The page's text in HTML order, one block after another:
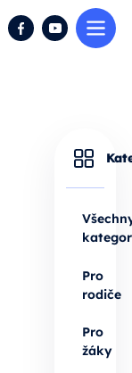
Hledat FacebookYouTube
Pro
rodiče
Pro
žáky